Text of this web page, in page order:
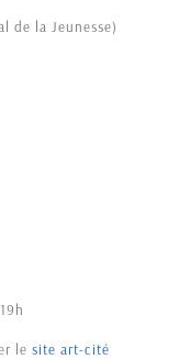
de la Jeunesse)
le site art-cité